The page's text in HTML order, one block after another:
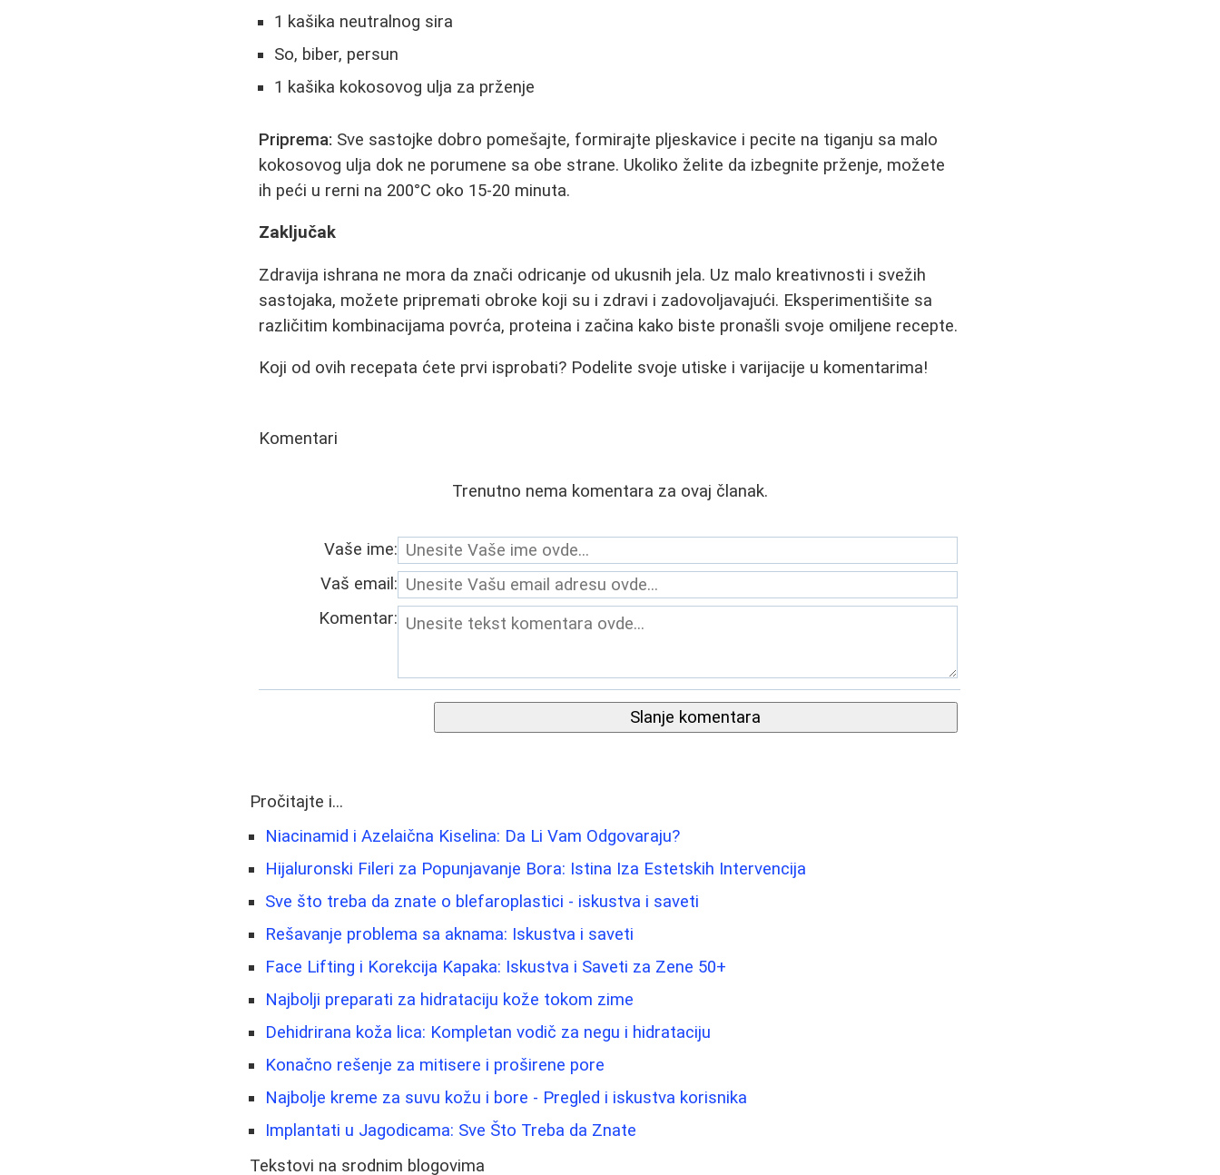
1 kašika neutralnog sira
So, biber, persun
1 kašika kokosovog ulja za prženje
Priprema: Sve sastojke dobro pomešajte, formirajte pljeskavice i pecite na tiganju sa malo
kokosovog ulja dok ne porumene sa obe strane. Ukoliko želite da izbegnite prženje, možete
ih peći u rerni na 200°C oko 15-20 minuta.
Zaključak
Zdravija ishrana ne mora da znači odricanje od ukusnih jela. Uz malo kreativnosti i svežih
sastojaka, možete pripremati obroke koji su i zdravi i zadovoljavajući. Eksperimentišite sa
različitim kombinacijama povrća, proteina i začina kako biste pronašli svoje omiljene recepte.
Koji od ovih recepata ćete prvi isprobati? Podelite svoje utiske i varijacije u komentarima!
Komentari
Trenutno nema komentara za ovaj članak.
Vaše ime:
Vaš email:
Komentar:
Slanje komentara
Pročitajte i...
Niacinamid i Azelaična Kiselina: Da Li Vam Odgovaraju?
Hijaluronski Fileri za Popunjavanje Bora: Istina Iza Estetskih Intervencija
Sve što treba da znate o blefaroplastici - iskustva i saveti
Rešavanje problema sa aknama: Iskustva i saveti
Face Lifting i Korekcija Kapaka: Iskustva i Saveti za Zene 50+
Najbolji preparati za hidrataciju kože tokom zime
Dehidrirana koža lica: Kompletan vodič za negu i hidrataciju
Konačno rešenje za mitisere i proširene pore
Najbolje kreme za suvu kožu i bore - Pregled i iskustva korisnika
Implantati u Jagodicama: Sve Što Treba da Znate
Tekstovi na srodnim blogovima